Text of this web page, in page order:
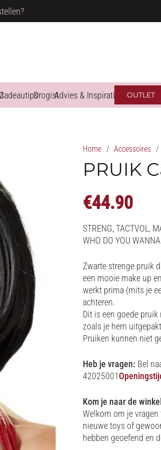
DrogistAdvies & Inspiratie OUTLET
Home / Accessoires /
PRUIK
€44.90
STRENG, TACTVOL,
WHO DO YOU
Zwarte strenge pruik
een mooie make up
werkt prima (mits je
achteren.
Dit is een goede
zoals je hem
Pruiken kunnen niet
Heb je vragen: Bel
42025001
Kom je naar de
Welkom om je
nieuwe toys of
hebben geoefend en